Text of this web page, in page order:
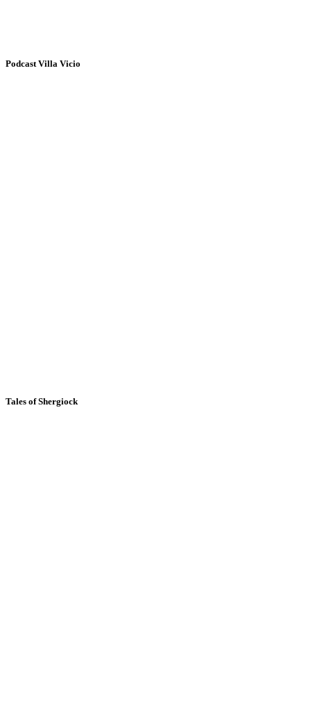
Podcast Villa Vicio
Tales of Shergiock